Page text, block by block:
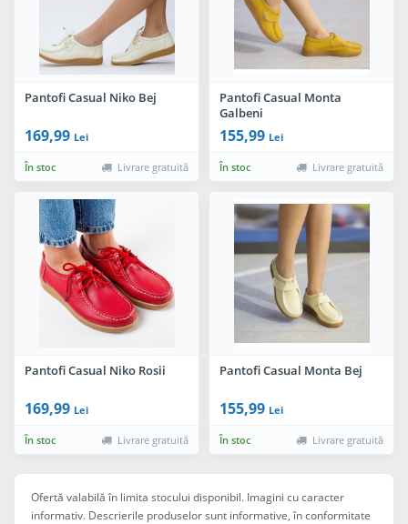
Pantofi Casual Niko Bej
169,99 Lei
În stoc Livrare gratuită
Pantofi Casual Monta
Galbeni
155,99 Lei
În stoc Livrare gratuită
Pantofi Casual Niko Rosii
169,99 Lei
În stoc Livrare gratuită
Pantofi Casual Monta Bej
155,99 Lei
În stoc Livrare gratuită
Ofertă valabilă în limita stocului disponibil. Imagini cu caracter
informativ. Descrierile produselor sunt informative, în conformitate